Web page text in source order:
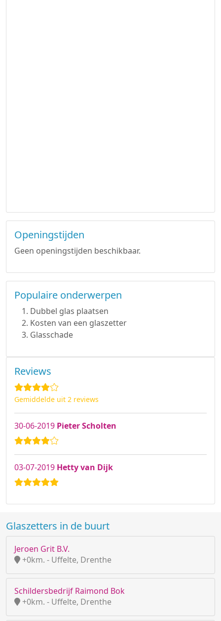
Openingstijden
Geen openingstijden beschikbaar.
Populaire onderwerpen
Dubbel glas plaatsen
Kosten van een glaszetter
Glasschade
Reviews
Gemiddelde uit 2 reviews
30-06-2019 Pieter Scholten
03-07-2019 Hetty van Dijk
Glaszetters in de buurt
Jeroen Grit B.V.
+0km. - Uffelte, Drenthe
Schildersbedrijf Raimond Bok
+0km. - Uffelte, Drenthe